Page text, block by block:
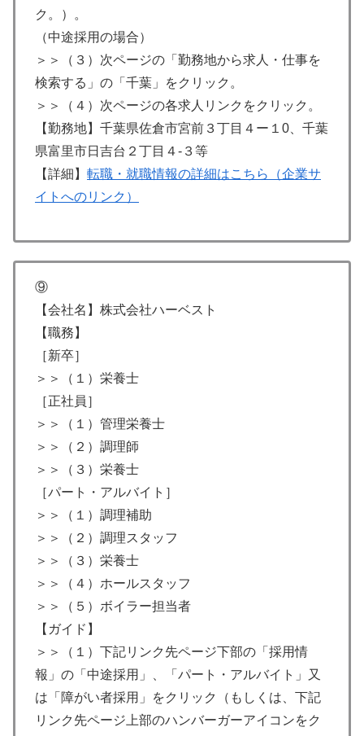
ク。）。
（中途採用の場合）
＞＞（３）次ページの「勤務地から求人・仕事を
検索する」の「千葉」をクリック。
＞＞（４）次ページの各求人リンクをクリック。
【勤務地】千葉県佐倉市宮前３丁目４ー１0、千葉
県富里市日吉台２丁目４-３等
【詳細】 転職・就職情報の詳細はこちら（企業サ
イトへのリンク）
⑨
【会社名】株式会社ハーベスト
【職務】
［新卒］
＞＞（１）栄養士
［正社員］
＞＞（１）管理栄養士
＞＞（２）調理師
＞＞（３）栄養士
［パート・アルバイト］
＞＞（１）調理補助
＞＞（２）調理スタッフ
＞＞（３）栄養士
＞＞（４）ホールスタッフ
＞＞（５）ボイラー担当者
【ガイド】
＞＞（１）下記リンク先ページ下部の「採用情
報」の「中途採用」、「パート・アルバイト」又
は「障がい者採用」をクリック（もしくは、下記
リンク先ページ上部のハンバーガーアイコンをク